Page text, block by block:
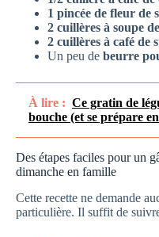
1 pincée de fleur de
2 cuillères à soupe
2 cuillères à café de
Un peu de beurre
À lire : Ce gratin de
bouche (et se prépare
Des étapes faciles pour un
dimanche en famille
Cette recette ne demande
particulière. Il suffit de